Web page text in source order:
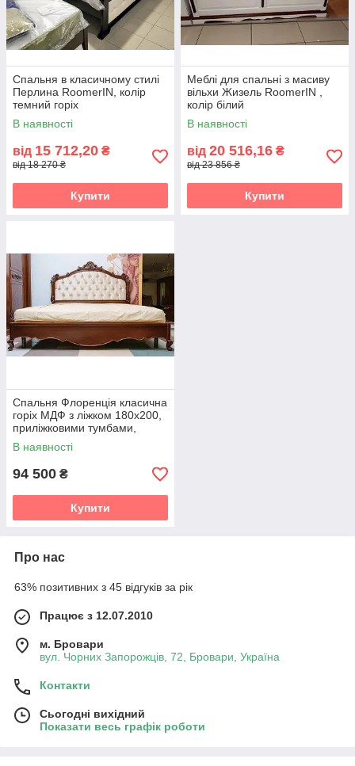
Спальня в класичному стилі
Перлина RoomerIN, колір
темний горіх
В наявності
від 15 712,20 ₴
від 18 270 ₴
Купити
Меблі для спальні з масиву
вільхи Жизель RoomerIN ,
колір білий
В наявності
від 20 516,16 ₴
від 23 856 ₴
Купити
Спальня Флоренція класична
горіх МДФ з ліжком 180х200,
приліжковими тумбами,
туалетним столиком,
дзеркалом і пуфом
В наявності
94 500 ₴
Купити
Про нас
63% позитивних з 45 відгуків за рік
Працює з 12.07.2010
м. Бровари
вул. Чорних Запорожців, 72, Бровари, Україна
Контакти
Сьогодні вихідний
Показати весь графік роботи